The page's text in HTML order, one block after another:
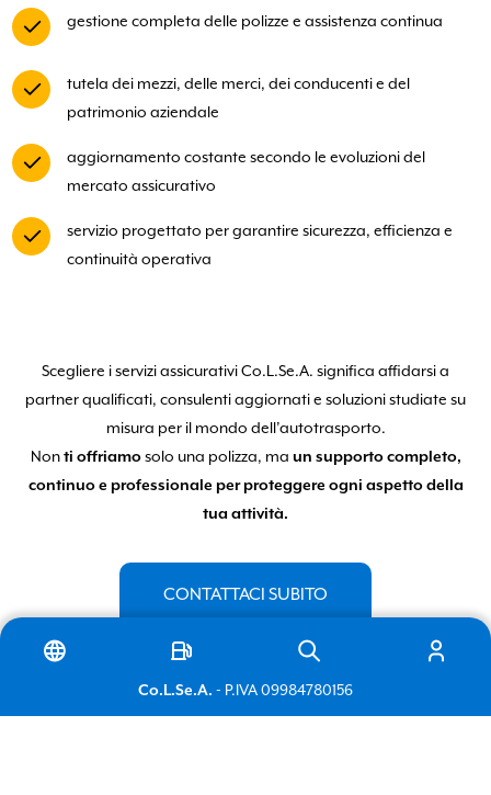
English
Co.L.Se.A. - P.IVA 09984780156
gestione completa delle polizze e assistenza continua
tutela dei mezzi, delle merci, dei conducenti e del
patrimonio aziendale
aggiornamento costante secondo le evoluzioni del
mercato assicurativo
servizio progettato per garantire sicurezza, efficienza e
continuità operativa
Scegliere i servizi assicurativi Co.L.Se.A. significa affidarsi a
partner qualificati, consulenti aggiornati e soluzioni studiate su
misura per il mondo dell’autotrasporto.
Nonti offriamosolo una polizza, ma un supporto completo,
continuo e professionale per proteggere ogni aspetto della
tua attività.
CONTATTACI SUBITO